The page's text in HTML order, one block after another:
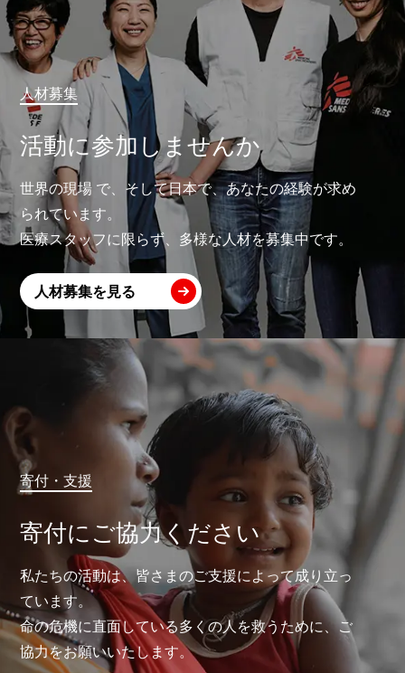
人材募集
活動に参加しませんか
世界の現場 で、そして日本で、あなたの経験が求め
られています。
医療スタッフに限らず、多様な人材を募集中です。
人材募集を見る
寄付・支援
寄付にご協力ください
私たちの活動は、皆さまのご支援によって成り立っ
ています。
命の危機に直面している多くの人を救うために、ご
協力をお願いいたします。